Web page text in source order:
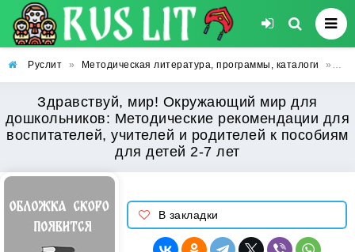
Руслит » Методическая литература, программы, каталоги »
Здравствуй, мир! Окружающий мир для
дошкольников: Методические рекомендации для
воспитателей, учителей и родителей к пособиям
для детей 2-7 лет
В закладки